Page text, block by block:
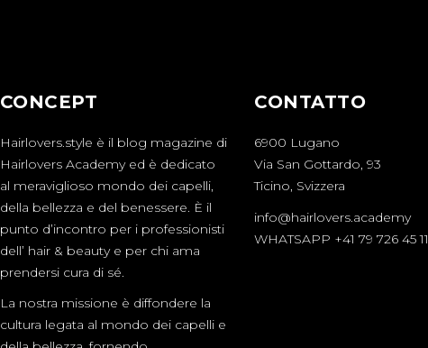
CONCEPT
Hairlovers.style è il blog magazine di
Hairlovers Academy ed è dedicato
al meraviglioso mondo dei capelli,
della bellezza e del benessere. È il
punto d’incontro per i professionisti
dell’ hair & beauty e per chi ama
prendersi cura di sé.
La nostra missione è diffondere la
cultura legata al mondo dei capelli e
CONTATTO
6900 Lugano
Via San Gottardo, 93
Ticino, Svizzera
info@hairlovers.academy
WHATSAPP +41 79 726 45 11